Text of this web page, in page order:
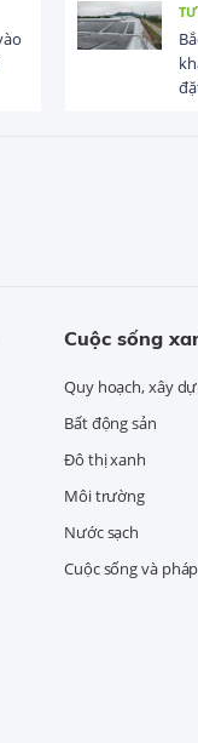
Cuộc sống
Quy hoạch, xây
Bất động sản
Đô thị xanh
Môi trường
Nước sạch
Cuộc sống và